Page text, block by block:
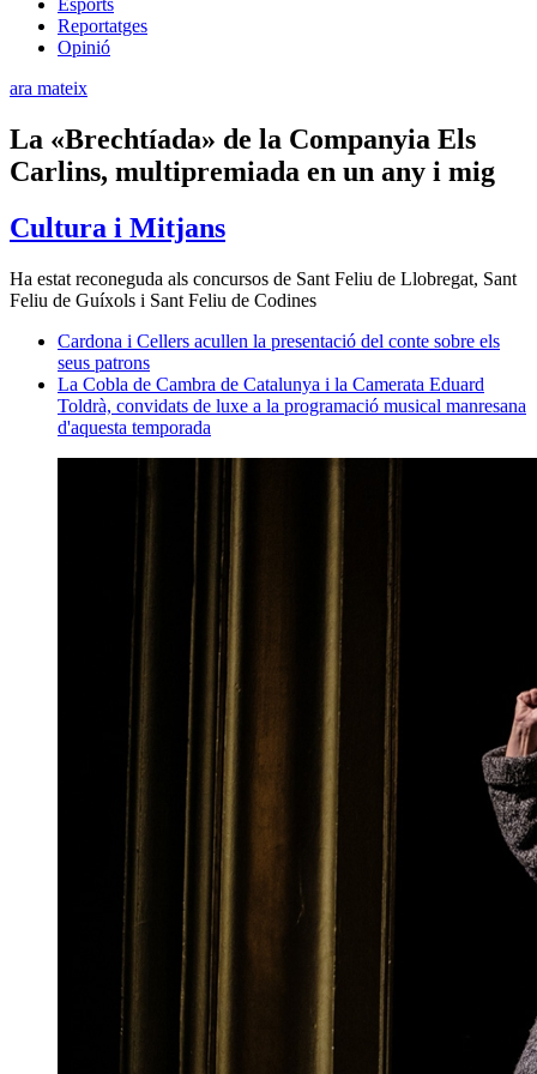
Reportatges
Opinió
ara mateix
La «Brechtíada» de la Companyia Els
Carlins, multipremiada en un any i mig
Cultura i Mitjans
Ha estat reconeguda als concursos de Sant Feliu de Llobregat, Sant
Feliu de Guíxols i Sant Feliu de Codines
Cardona i Cellers acullen la presentació del conte sobre els
seus patrons
La Cobla de Cambra de Catalunya i la Camerata Eduard
Toldrà, convidats de luxe a la programació musical manresana
d'aquesta temporada